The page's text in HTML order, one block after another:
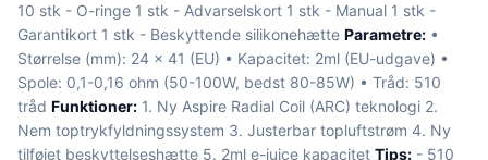
10 stk - O-ringe 1 stk - Advarselskort 1 stk - Manual 1 stk -
Garantikort 1 stk - Beskyttende silikonehætte Parametre: •
Størrelse (mm): 24 x 41 (EU) • Kapacitet: 2ml (EU-udgave) •
Spole: 0,1-0,16 ohm (50-100W, bedst 80-85W) • Tråd: 510
tråd Funktioner: 1. Ny Aspire Radial Coil (ARC) teknologi 2.
Nem toptrykfyldningssystem 3. Justerbar topluftstrøm 4. Ny
tilføjet beskyttelseshætte 5. 2ml e-juice kapacitet Tips: - 510